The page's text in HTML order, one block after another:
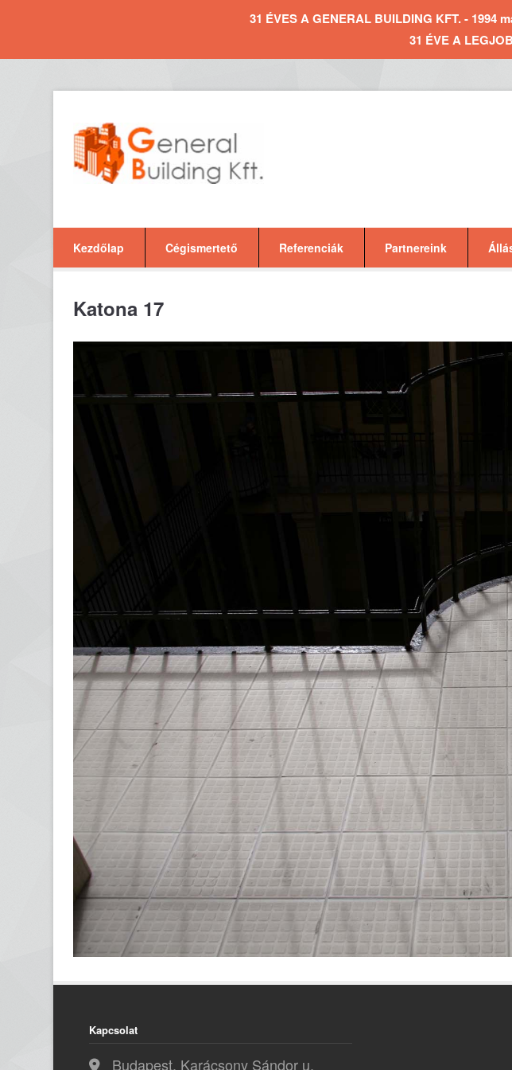
31 ÉVES A GENERAL BUILDING KFT. - 1994
31 ÉVE A
Kezdőlap Cégismertető Referenciák Partnereink
Katona 17
Kapcsolat
Budapest, Karácsony Sándor u.